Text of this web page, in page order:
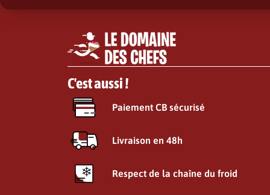
C'est aussi !
Paiement CB sécurisé
Livraison en 48h
Respect de la chaîne du froid